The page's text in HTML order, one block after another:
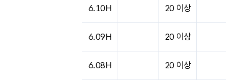
6.10H 20 이상
6.09H 20 이상
6.08H 20 이상